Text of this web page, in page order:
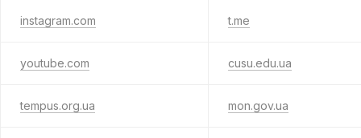
instagram.com t.me
youtube.com cusu.edu.ua
tempus.org.ua mon.gov.ua